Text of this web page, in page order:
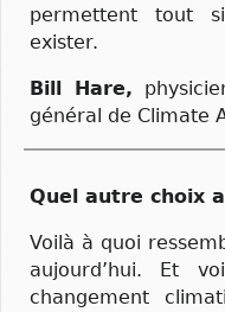
permettent tout
exister.
Bill Hare,
général de Climate
Quel autre choix
Voilà à quoi
aujourd’hui. Et
changement